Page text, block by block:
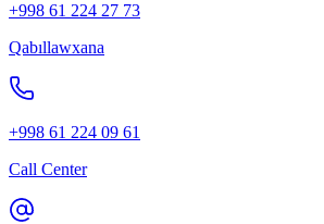
+998 61 224 27 73
Qabıllawxana
+998 61 224 09 61
Call Center